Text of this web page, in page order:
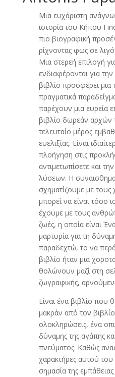
Μια ευχάριστη
ιστορία του Κήπου
πιο βιογραφική
ρίχνοντας φως σε
Μια στερεή επιλογή
ενδιαφέρονται για
βιβλίο προσφέρει
πραγματικά
παρέχουν μια ευρεία
βιβλίο δωρεάν αρχών
τελευταίο μέρος
ευελιξίας. Είναι
πλοήγηση στις
αντιμετωπίσετε και
λύσεων. Η
σχηματίζουμε με τους
μπορεί να είναι τόσο
έχουμε με τους
ζωές, η οποία είναι
μαρτυρία για τη
παραδεχτώ, το να
βιβλίο ήταν μια
θολώνουν μαζί στη
ζωγραφικής,
Είναι ένα βιβλίο που
μακράν από τον
ολοκληρώσεις, ένα
δύναμης της αγάπης
πνεύματος. Καθώς
χαρακτήρες αυτού
σημασία της